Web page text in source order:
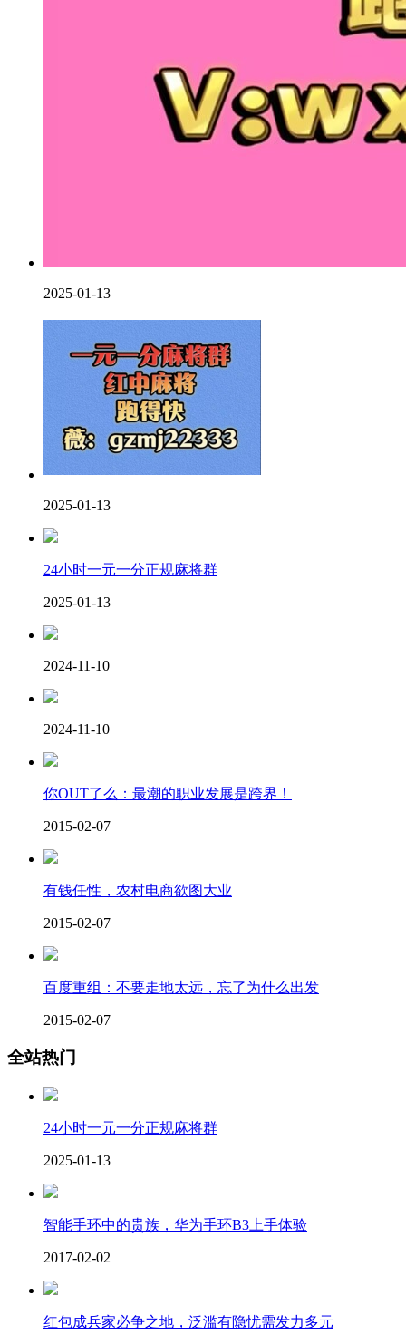
2025-01-13
2025-01-13
24小时一元一分正规麻将群
2025-01-13
2024-11-10
2024-11-10
你OUT了么：最潮的职业发展是跨界！
2015-02-07
有钱任性，农村电商欲图大业
2015-02-07
百度重组：不要走地太远，忘了为什么出发
2015-02-07
全站热门
24小时一元一分正规麻将群
2025-01-13
智能手环中的贵族，华为手环B3上手体验
2017-02-02
红包成兵家必争之地，泛滥有隐忧需发力多元